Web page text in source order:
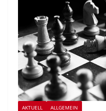
AKTUELL ALLGEMEIN